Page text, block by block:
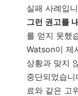
실패 사례입
그런 권고를
를 얻지 못했
Watson이 제
상황과 맞지
중단되었습
료와 같은 고